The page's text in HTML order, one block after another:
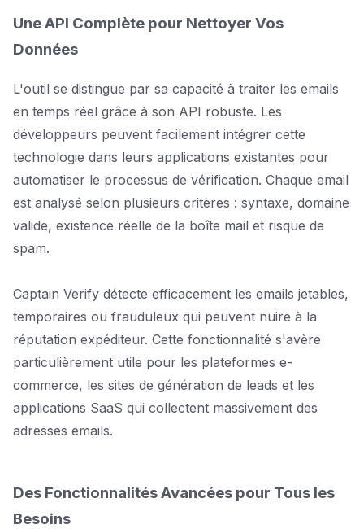
Une API Complète pour Nettoyer Vos
Données
L'outil se distingue par sa capacité à traiter les emails
en temps réel grâce à son API robuste. Les
développeurs peuvent facilement intégrer cette
technologie dans leurs applications existantes pour
automatiser le processus de vérification. Chaque email
est analysé selon plusieurs critères : syntaxe, domaine
valide, existence réelle de la boîte mail et risque de
spam.
Captain Verify détecte efficacement les emails jetables,
temporaires ou frauduleux qui peuvent nuire à la
réputation expéditeur. Cette fonctionnalité s'avère
particulièrement utile pour les plateformes e-
commerce, les sites de génération de leads et les
applications SaaS qui collectent massivement des
adresses emails.
Des Fonctionnalités Avancées pour Tous les
Besoins